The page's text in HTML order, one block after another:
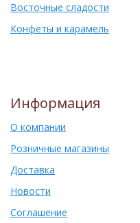
Восточные сладости
Конфеты и карамель
Информация
О компании
Розничные магазины
Доставка
Новости
Соглашение